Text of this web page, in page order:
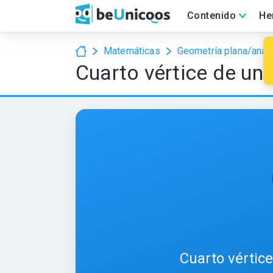
Contenido
Matemáticas Geometría plana/
Cuarto vértice de un
Cuarto